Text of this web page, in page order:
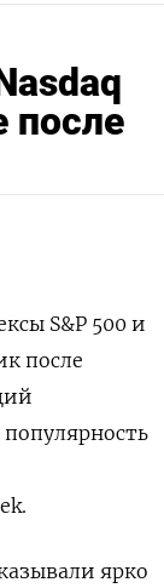
после
S&P 500 и
после
ярко